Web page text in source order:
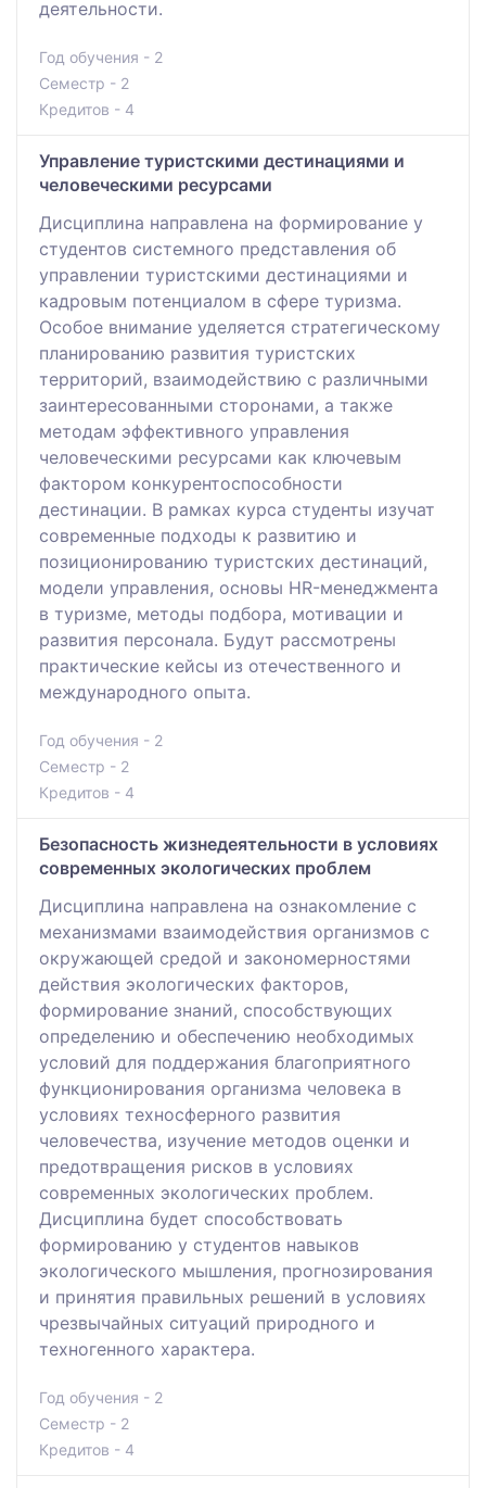
деятельности.
Год обучения - 2
Семестр - 2
Кредитов - 4
Управление туристскими дестинациями и
человеческими ресурсами
Дисциплина направлена на формирование у
студентов системного представления об
управлении туристскими дестинациями и
кадровым потенциалом в сфере туризма.
Особое внимание уделяется стратегическому
планированию развития туристских
территорий, взаимодействию с различными
заинтересованными сторонами, а также
методам эффективного управления
человеческими ресурсами как ключевым
фактором конкурентоспособности
дестинации. В рамках курса студенты изучат
современные подходы к развитию и
позиционированию туристских дестинаций,
модели управления, основы HR-менеджмента
в туризме, методы подбора, мотивации и
развития персонала. Будут рассмотрены
практические кейсы из отечественного и
международного опыта.
Год обучения - 2
Семестр - 2
Кредитов - 4
Безопасность жизнедеятельности в условиях
современных экологических проблем
Дисциплина направлена на ознакомление с
механизмами взаимодействия организмов с
окружающей средой и закономерностями
действия экологических факторов,
формирование знаний, способствующих
определению и обеспечению необходимых
условий для поддержания благоприятного
функционирования организма человека в
условиях техносферного развития
человечества, изучение методов оценки и
предотвращения рисков в условиях
современных экологических проблем.
Дисциплина будет способствовать
формированию у студентов навыков
экологического мышления, прогнозирования
и принятия правильных решений в условиях
чрезвычайных ситуаций природного и
техногенного характера.
Год обучения - 2
Семестр - 2
Кредитов - 4